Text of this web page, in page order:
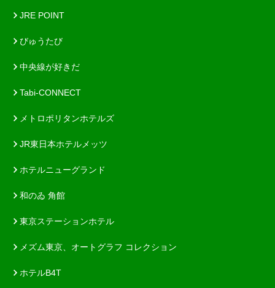
JRE POINT
びゅうたび
中央線が好きだ
Tabi-CONNECT
メトロポリタンホテルズ
JR東日本ホテルメッツ
ホテルニューグランド
和のゐ 角館
東京ステーションホテル
メズム東京、オートグラフ コレクション
ホテルB4T